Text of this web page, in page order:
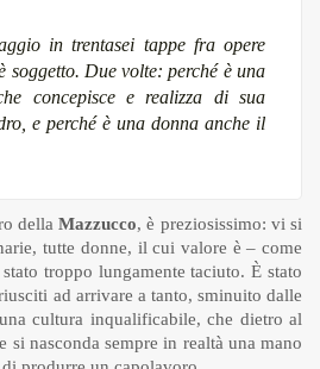
in trentasei tappe fra opere
soggetto. Due volte: perché è una
concepisce e realizza di sua
e perché è una donna anche il
dellaMazzucco, è preziosissimo: vi si
tutte donne, il cui valore è – come
troppo lungamente taciuto. È stato
ad arrivare a tanto, sminuito dalle
cultura inqualificabile, che dietro al
si nasconda sempre in realtà una mano